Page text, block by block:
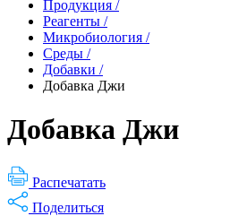
Продукция /
Реагенты /
Микробиология /
Среды /
Добавки /
Добавка Джи
Добавка Джи
Распечатать
Поделиться